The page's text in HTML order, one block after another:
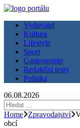
Vydavatel
Kultura
Lifestyle
Sport
Gastronomie
Redakční testy
Politika
06.08.2026
Vyhledávání
Home
Zpravodajství
obcí